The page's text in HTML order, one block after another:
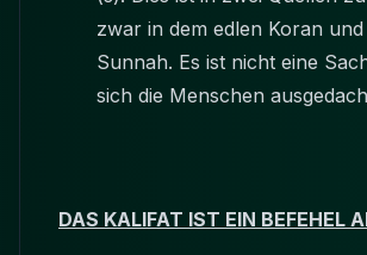
zwar in dem edlen Koran
Sunnah. Es ist nicht eine
sich die Menschen
DAS KALIFAT IST EIN BEFEHEL